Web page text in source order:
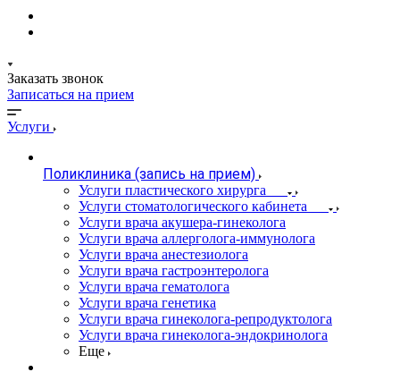
Заказать звонок
Записаться на прием
Услуги
Поликлиника (запись на прием)
Услуги пластического хирурга
Услуги стоматологического кабинета
Услуги врача акушера-гинеколога
Услуги врача аллерголога-иммунолога
Услуги врача анестезиолога
Услуги врача гастроэнтеролога
Услуги врача гематолога
Услуги врача генетика
Услуги врача гинеколога-репродуктолога
Услуги врача гинеколога-эндокринолога
Еще